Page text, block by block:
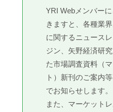
YRI Webメンバー
きますと、各種業
に関するニュース
ジン、矢野経済研
た市場調査資料（
ト）新刊のご案内
でお知らせします。
また、マーケット